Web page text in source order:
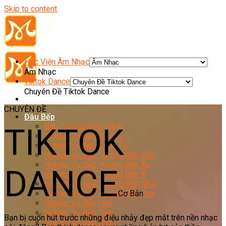
Skip to content
Đầu Bếp
Bếp Trưởng Điều Hành
Nghiệp Vụ Bếp Trưởng
Nghiệp Vụ Bếp Quốc Tế
Nghiệp Vụ Bếp Trưởng Bếp Việt
Nghiệp Vụ Bếp Trưởng Bếp Âu
Nghiệp Vụ Bếp Trưởng Bếp Á
Nghiệp Vụ Bếp Trưởng Bếp Nhật
Nghiệp Vụ Bếp Trưởng Bếp Hoa
Nghiệp Vụ Bếp Hàn
Nghiệp Vụ Bếp Thái
Nghiệp Vụ Bếp Chay
Học Viện Âm Nhạc
Âm Nhạc
Tiktok Dance
Chuyên Đề Tiktok Dance
CHUYÊN ĐỀ
TIKTOK
DANCECơ Bản
Bạn bị cuốn hút trước những điệu nhảy đẹp mắt trên nền nhạc